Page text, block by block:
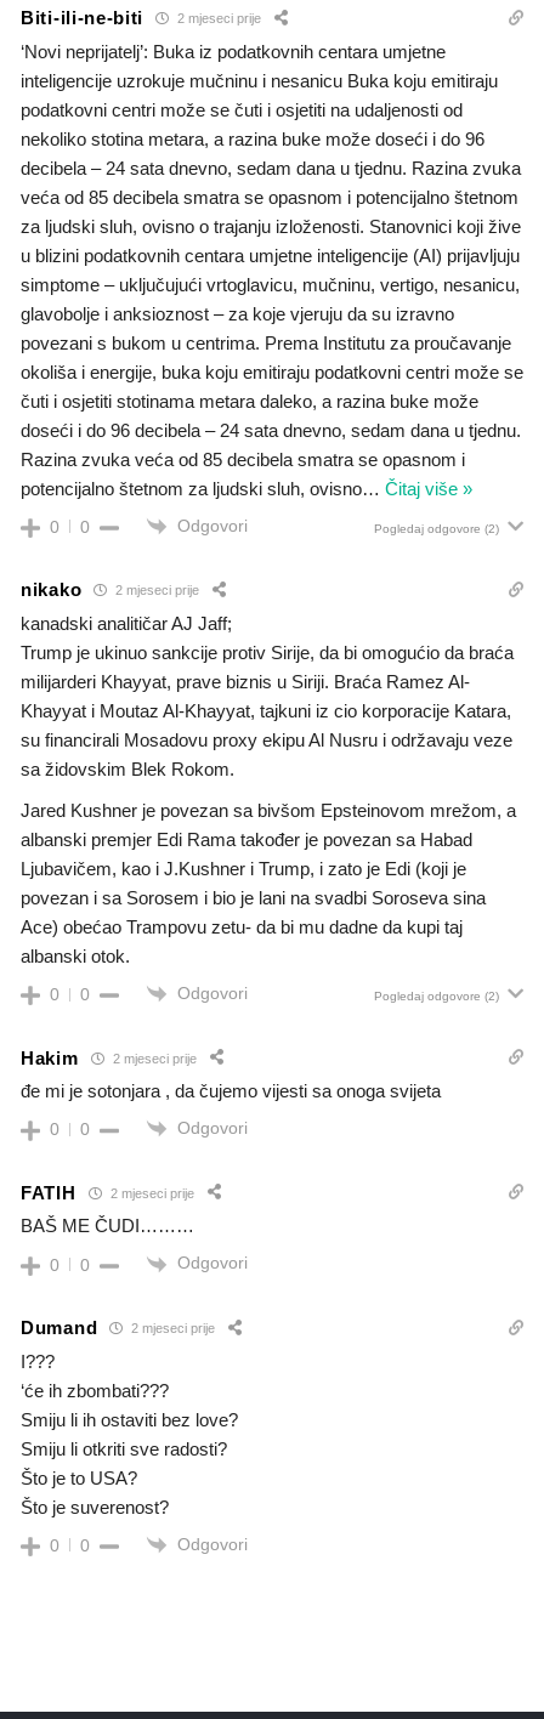
Biti-ili-ne-biti 2 mjeseci prije
‘Novi neprijatelj’: Buka iz podatkovnih centara umjetne
inteligencije uzrokuje mučninu i nesanicu Buka koju emitiraju
podatkovni centri može se čuti i osjetiti na udaljenosti od
nekoliko stotina metara, a razina buke može doseći i do 96
decibela – 24 sata dnevno, sedam dana u tjednu. Razina zvuka
veća od 85 decibela smatra se opasnom i potencijalno štetnom
za ljudski sluh, ovisno o trajanju izloženosti. Stanovnici koji žive
u blizini podatkovnih centara umjetne inteligencije (AI) prijavljuju
simptome – uključujući vrtoglavicu, mučninu, vertigo, nesanicu,
glavobolje i anksioznost – za koje vjeruju da su izravno
povezani s bukom u centrima. Prema Institutu za proučavanje
okoliša i energije, buka koju emitiraju podatkovni centri može se
čuti i osjetiti stotinama metara daleko, a razina buke može
doseći i do 96 decibela – 24 sata dnevno, sedam dana u tjednu.
Razina zvuka veća od 85 decibela smatra se opasnom i
potencijalno štetnom za ljudski sluh, ovisno… Čitaj više »
0 0 Odgovori Pogledaj odgovore (2)
nikako 2 mjeseci prije
kanadski analitičar AJ Jaff;
Trump je ukinuo sankcije protiv Sirije, da bi omogućio da braća
milijarderi Khayyat, prave biznis u Siriji. Braća Ramez Al-
Khayyat i Moutaz Al-Khayyat, tajkuni iz cio korporacije Katara,
su financirali Mosadovu proxy ekipu Al Nusru i održavaju veze
sa židovskim Blek Rokom.
Jared Kushner je povezan sa bivšom Epsteinovom mrežom, a
albanski premjer Edi Rama također je povezan sa Habad
Ljubavičem, kao i J.Kushner i Trump, i zato je Edi (koji je
povezan i sa Sorosem i bio je lani na svadbi Soroseva sina
Ace) obećao Trampovu zetu- da bi mu dadne da kupi taj
albanski otok.
0 0 Odgovori Pogledaj odgovore (2)
Hakim 2 mjeseci prije
đe mi je sotonjara , da čujemo vijesti sa onoga svijeta
0 0 Odgovori
FATIH 2 mjeseci prije
BAŠ ME ČUDI………
0 0 Odgovori
Dumand 2 mjeseci prije
I???
‘će ih zbombati???
Smiju li ih ostaviti bez love?
Smiju li otkriti sve radosti?
Što je to USA?
Što je suverenost?
0 0 Odgovori